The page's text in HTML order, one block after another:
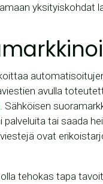
yksityiskohdat
avulla
Sähköisen
tai saada
ovat
tehokas tapa